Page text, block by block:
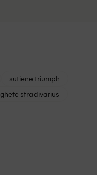
sutiene triumph
ghete stradivarius